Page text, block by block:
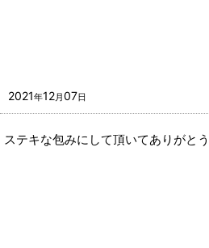
2021年12月07日
ステキな包みにして頂いてありがとう